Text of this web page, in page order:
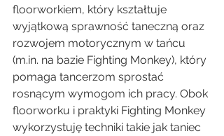
floorworkiem, który kształtuje
wyjątkową sprawność taneczną oraz
rozwojem motorycznym w tańcu
(m.in. na bazie Fighting Monkey), który
pomaga tancerzom sprostać
rosnącym wymogom ich pracy. Obok
floorworku i praktyki Fighting Monkey
wykorzystuję techniki takie jak taniec